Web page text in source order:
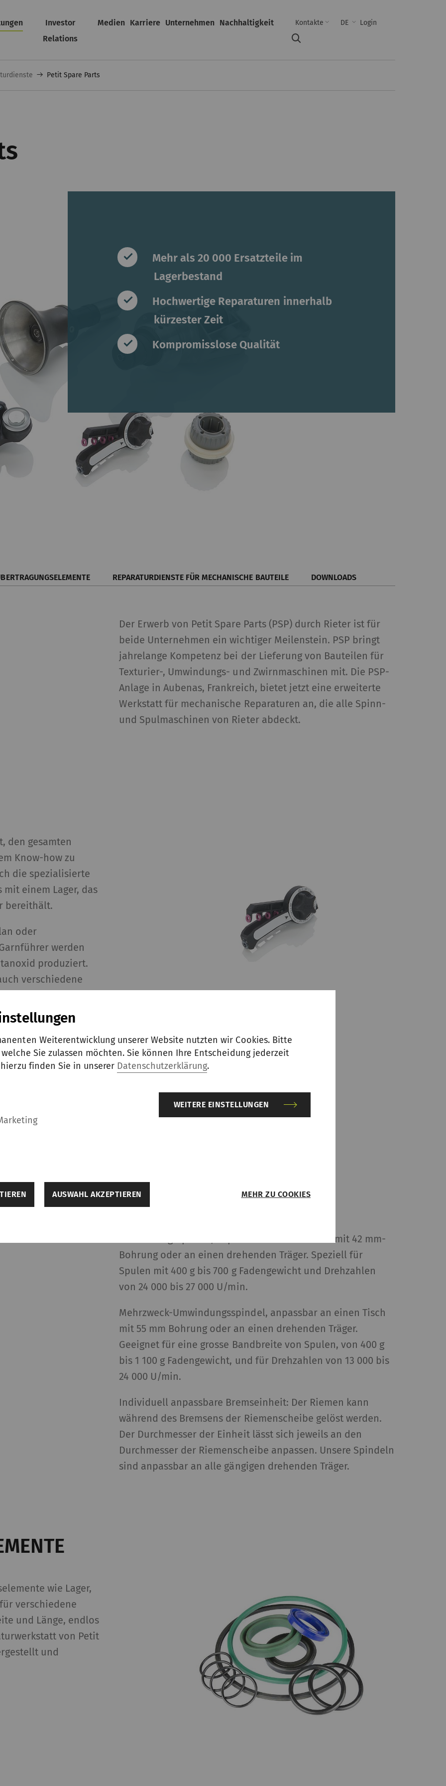
Investor
Relations
Medien Karriere Unternehmen Nachhaltigkeit Kontakte DE
Login
Petit Spare Parts
Mehr als 20 000 Ersatzteile im
Lagerbestand
Hochwertige Reparaturen innerhalb
kürzester Zeit
Kompromisslose Qualität
REPARATURDIENSTE FÜR MECHANISCHE BAUTEILE DOWNLOADS
Der Erwerb von Petit Spare Parts (PSP) durch Rieter ist für
beide Unternehmen ein wichtiger Meilenstein. PSP bringt
jahrelange Kompetenz bei der Lieferung von Bauteilen für
Texturier-, Umwindungs- und Zwirnmaschinen mit. Die PSP-
Anlage in Aubenas, Frankreich, bietet jetzt eine erweiterte
Werkstatt für mechanische Reparaturen an, die alle Spinn-
und Spulmaschinen von Rieter abdeckt.
den gesamten
Know-how zu
die spezialisierte
einem Lager, das
bereithält.
oder
werden
produziert.
verschiedene
Kunden wünschen:
Sonderteile nach
oder in Serie. Für
Materialien wie unter
Wolframkarbid
Umwindungsspindel, anpassbar an einen Tisch mit 42 mm-
Bohrung oder an einen drehenden Träger. Speziell für
Spulen mit 400 g bis 700 g Fadengewicht und Drehzahlen
von 24 000 bis 27 000 U/min.
Mehrzweck-Umwindungsspindel, anpassbar an einen Tisch
mit 55 mm Bohrung oder an einen drehenden Träger.
Geeignet für eine grosse Bandbreite von Spulen, von 400 g
bis 1 100 g Fadengewicht, und für Drehzahlen von 13 000 bis
24 000 U/min.
Individuell anpassbare Bremseinheit: Der Riemen kann
während des Bremsens der Riemenscheibe gelöst werden.
Der Durchmesser der Einheit lässt sich jeweils an den
Durchmesser der Riemenscheibe anpassen. Unsere Spindeln
sind anpassbar an alle gängigen drehenden Träger.
wie Lager,
verschiedene
und Länge, endlos
von Petit
und
Weiterentwicklung unserer Website nutzten wir Cookies. Bitte
Sie zulassen möchten. Sie können Ihre Entscheidung jederzeit
finden Sie in unserer Datenschutzerklärung.
WEITERE EINSTELLUNGEN
dabei, eine Webseite nutzbar zu machen, indem sie
und Zugriff auf sichere Bereiche der Webseite
kann ohne diese Cookies nicht richtig funktionieren.
Gültigkeit Typ Anbieter
1 Jahr
anonym gesammelt und gemeldet werden. Marketing-
um Besuchern auf Webseiten zu folgen. Die Absicht ist, Anzeigen zu
ansprechend für den einzelnen Benutzer und daher wertvoller für
Gültigkeit Typ
Daten zu generieren, die die Analyse
Benutzerverhaltens auf der Website
Daten zu generieren, die die Analyse
2 Jahre HTTP Google
MEHR ZU COOKIES
AUSWAHL AKZEPTIEREN